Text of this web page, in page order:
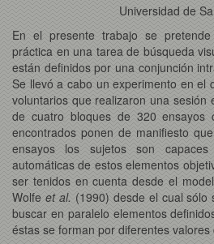
Universidad de
En el presente trabajo se
práctica en una tarea de búsqueda
están definidos por una conjunción
Se llevó a cabo un experimento en el
voluntarios que realizaron una sesión
de cuatro bloques de 320 ensayos
encontrados ponen de manifiesto
ensayos los sujetos son
automáticas de estos elementos
ser tenidos en cuenta desde el
Wolfe et al. (1990) desde el cual
buscar en paralelo elementos
éstas se forman por diferentes